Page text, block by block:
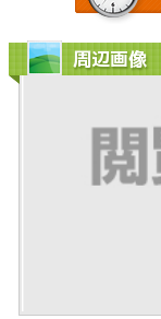
周辺画像